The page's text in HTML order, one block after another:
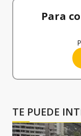
Para
TE PUEDE